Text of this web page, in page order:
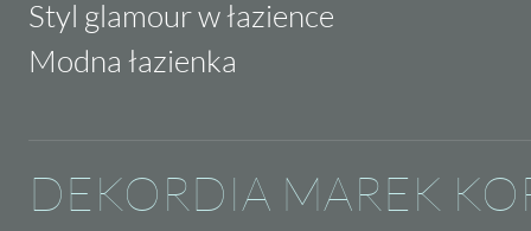
Styl glamour w łazience
Modna łazienka
DEKORDIA MAREK